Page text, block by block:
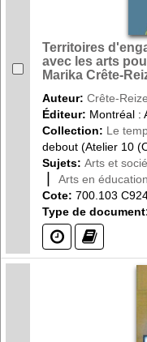
Territoires
avec les arts
Marika Crête-
Auteur: Crête-
Éditeur: Montréal :
Collection: Le
debout (Atelier 10
Sujets: Arts et
| Arts en éducation
Cote: 700.103
Type de
(?) (?)